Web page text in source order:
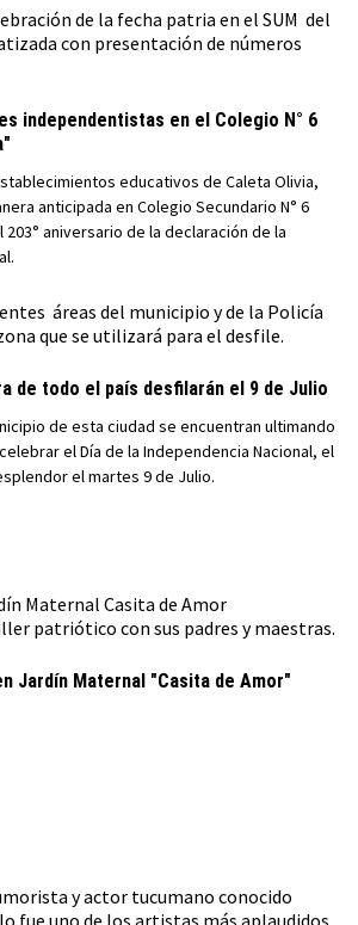
independentistas en el Colegio N° 6
educativos de Caleta Olivia,
anticipada en Colegio Secundario N° 6
aniversario de la declaración de la
de todo el país desfilarán el 9 de Julio
de esta ciudad se encuentran ultimando
el Día de la Independencia Nacional, el
el martes 9 de Julio.
Jardín Maternal "Casita de Amor"